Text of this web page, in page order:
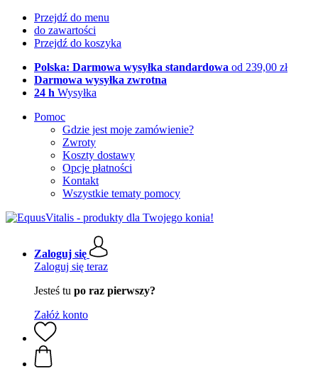
Przejdź do menu
do zawartości
Przejdź do koszyka
Polska: Darmowa wysyłka standardowa od 239,00 zł
Darmowa wysyłka zwrotna
24 h Wysyłka
Pomoc
Gdzie jest moje zamówienie?
Zwroty
Koszty dostawy
Opcje płatności
Kontakt
Wszystkie tematy pomocy
Zaloguj się
Zaloguj się teraz
Jesteś tu po raz pierwszy?
Załóż konto